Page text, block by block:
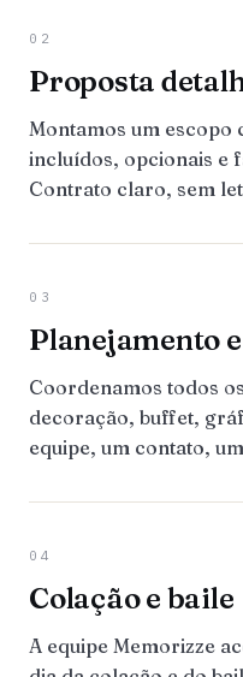
02
Proposta
Montamos um escopo
incluídos, opcionais e
Contrato claro, sem
03
Planejamento
Coordenamos todos
decoração, buffet,
equipe, um contato,
04
Colação e baile
A equipe Memorizze